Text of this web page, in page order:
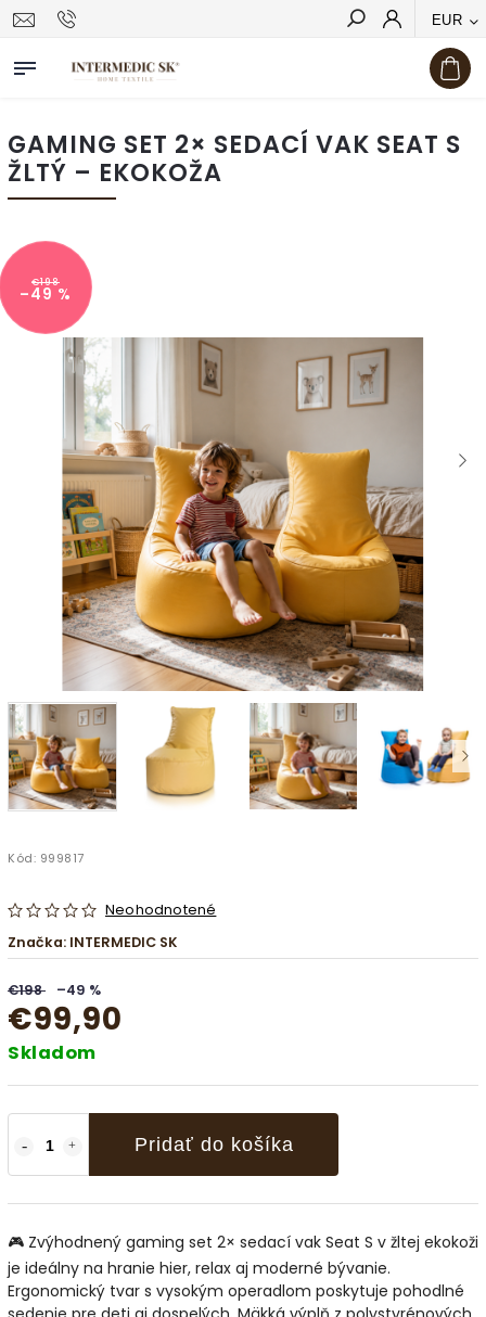
EUR
Hľadať
GAMING SET 2× SEDACÍ VAK SEAT S
ŽLTÝ – EKOKOŽA
€198
–49 %
Kód: 999817
Neohodnotené
Značka: INTERMEDIC SK
€198 –49 %
€99,90
Skladom
Pridať do košíka
🎮 Zvýhodnený gaming set 2× sedací vak Seat S v žltej ekokoži
je ideálny na hranie hier, relax aj moderné bývanie.
Ergonomický tvar s vysokým operadlom poskytuje pohodlné